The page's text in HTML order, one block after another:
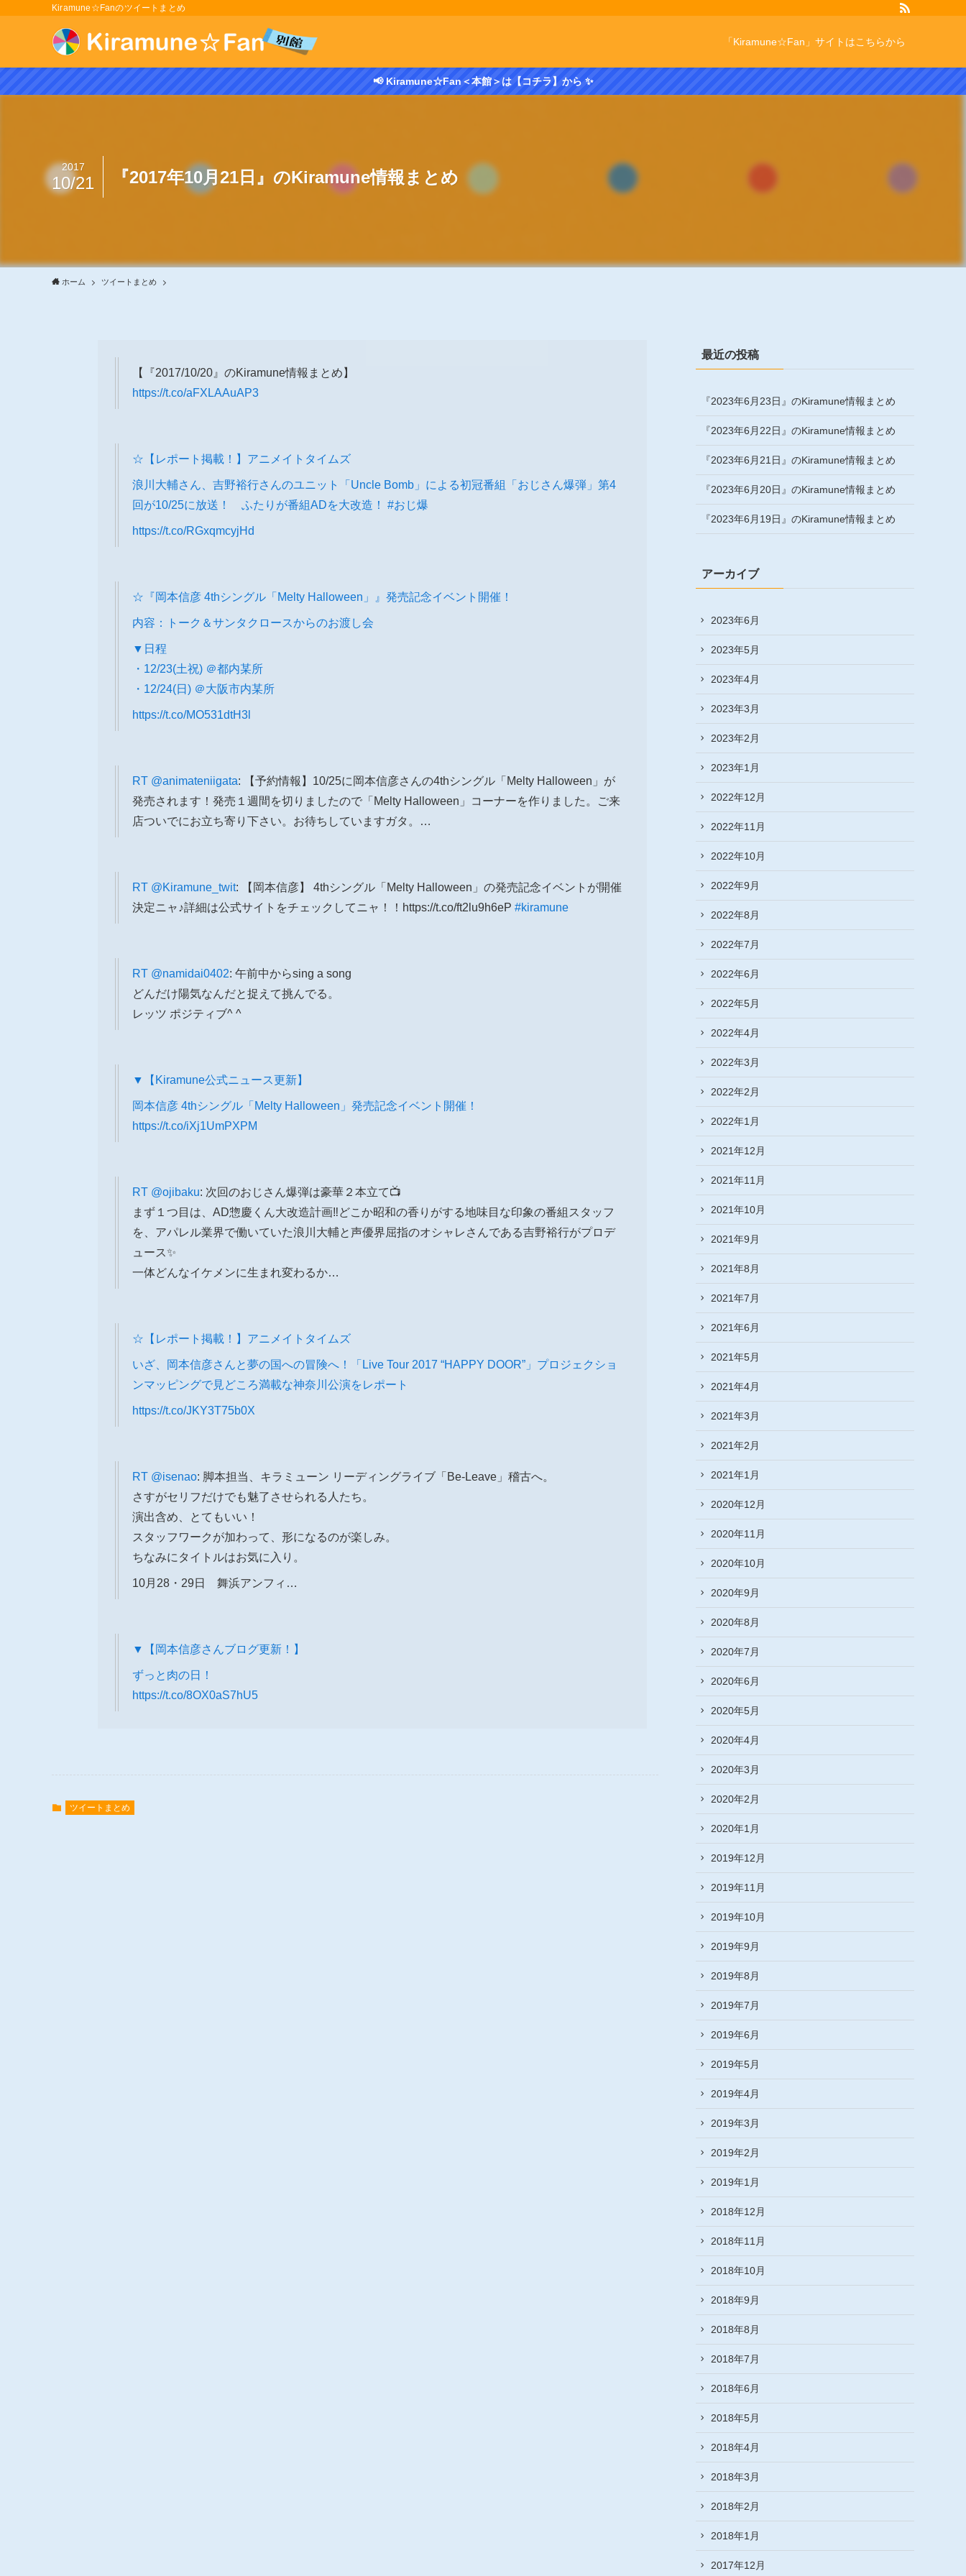
Kiramune☆Fanのツイートまとめ
「Kiramune☆Fan」サイトはこちらから
📢 Kiramune☆Fan＜本館＞は【コチラ】から ✨
『2017年10月21日』のKiramune情報まとめ
2017
10/21
ホーム ツイートまとめ
【『2017/10/20』のKiramune情報まとめ】
https://t.co/aFXLAAuAP3
☆【レポート掲載！】アニメイトタイムズ
浪川大輔さん、吉野裕行さんのユニット「Uncle Bomb」による初冠番組「おじさん爆弾」第4
回が10/25に放送！ ふたりが番組ADを大改造！ #おじ爆
https://t.co/RGxqmcyjHd
☆『岡本信彦 4thシングル「Melty Halloween」』発売記念イベント開催！
内容：トーク＆サンタクロースからのお渡し会
▼日程
・12/23(土祝) ＠都内某所
・12/24(日) ＠大阪市内某所
https://t.co/MO531dtH3l
RT @animateniigata: 【予約情報】10/25に岡本信彦さんの4thシングル「Melty Halloween」が
発売されます！発売１週間を切りましたので「Melty Halloween」コーナーを作りました。ご来
店ついでにお立ち寄り下さい。お待ちしていますガタ。…
RT @Kiramune_twit: 【岡本信彦】 4thシングル「Melty Halloween」の発売記念イベントが開催
決定ニャ♪詳細は公式サイトをチェックしてニャ！！https://t.co/ft2lu9h6eP #kiramune
RT @namidai0402: 午前中からsing a song
どんだけ陽気なんだと捉えて挑んでる。
レッツ ポジティブ^ ^
▼【Kiramune公式ニュース更新】
岡本信彦 4thシングル「Melty Halloween」発売記念イベント開催！
https://t.co/iXj1UmPXPM
RT @ojibaku: 次回のおじさん爆弾は豪華２本立て📺
まず１つ目は、AD惣慶くん大改造計画‼️どこか昭和の香りがする地味目な印象の番組スタッフ
を、アパレル業界で働いていた浪川大輔と声優界屈指のオシャレさんである吉野裕行がプロデ
ュース✨
一体どんなイケメンに生まれ変わるか…
☆【レポート掲載！】アニメイトタイムズ
いざ、岡本信彦さんと夢の国への冒険へ！「Live Tour 2017 “HAPPY DOOR”」プロジェクショ
ンマッピングで見どころ満載な神奈川公演をレポート
https://t.co/JKY3T75b0X
RT @isenao: 脚本担当、キラミューン リーディングライブ「Be-Leave」稽古へ。
さすがセリフだけでも魅了させられる人たち。
演出含め、とてもいい！
スタッフワークが加わって、形になるのが楽しみ。
ちなみにタイトルはお気に入り。
10月28・29日 舞浜アンフィ…
▼【岡本信彦さんブログ更新！】
ずっと肉の日！
https://t.co/8OX0aS7hU5
ツイートまとめ
最近の投稿
『2023年6月23日』のKiramune情報まとめ
『2023年6月22日』のKiramune情報まとめ
『2023年6月21日』のKiramune情報まとめ
『2023年6月20日』のKiramune情報まとめ
『2023年6月19日』のKiramune情報まとめ
アーカイブ
2023年6月
2023年5月
2023年4月
2023年3月
2023年2月
2023年1月
2022年12月
2022年11月
2022年10月
2022年9月
2022年8月
2022年7月
2022年6月
2022年5月
2022年4月
2022年3月
2022年2月
2022年1月
2021年12月
2021年11月
2021年10月
2021年9月
2021年8月
2021年7月
2021年6月
2021年5月
2021年4月
2021年3月
2021年2月
2021年1月
2020年12月
2020年11月
2020年10月
2020年9月
2020年8月
2020年7月
2020年6月
2020年5月
2020年4月
2020年3月
2020年2月
2020年1月
2019年12月
2019年11月
2019年10月
2019年9月
2019年8月
2019年7月
2019年6月
2019年5月
2019年4月
2019年3月
2019年2月
2019年1月
2018年12月
2018年11月
2018年10月
2018年9月
2018年8月
2018年7月
2018年6月
2018年5月
2018年4月
2018年3月
2018年2月
2018年1月
2017年12月